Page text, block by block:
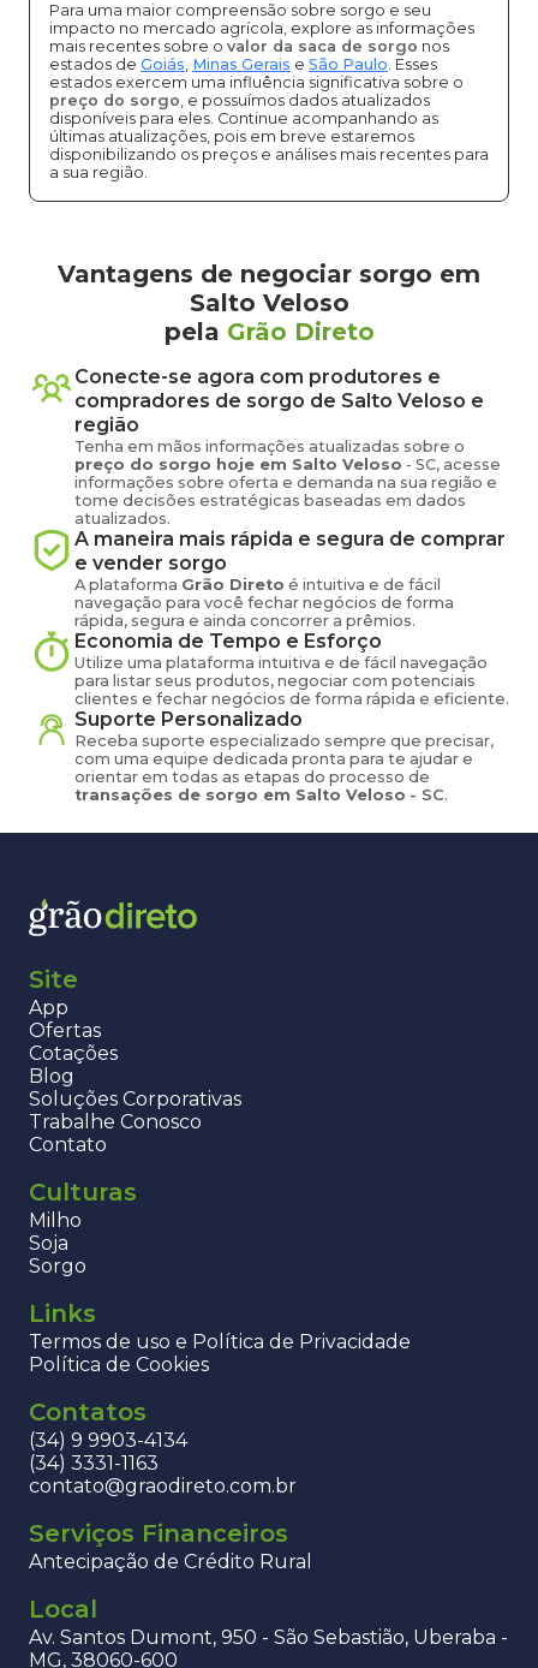
Para uma maior compreensão sobre sorgo e seu
impacto no mercado agrícola, explore as informações
mais recentes sobre o valor da saca de sorgo nos
estados de Goiás, Minas Gerais e São Paulo. Esses
estados exercem uma influência significativa sobre o
preço do sorgo, e possuímos dados atualizados
disponíveis para eles. Continue acompanhando as
últimas atualizações, pois em breve estaremos
disponibilizando os preços e análises mais recentes para
a sua região.
Vantagens de negociar sorgo em
Salto Veloso
pela Grão Direto
Conecte-se agora com produtores e
compradores de sorgo de Salto Veloso e
região
Tenha em mãos informações atualizadas sobre o
preço do sorgo hoje em Salto Veloso - SC, acesse
informações sobre oferta e demanda na sua região e
tome decisões estratégicas baseadas em dados
atualizados.
A maneira mais rápida e segura de comprar
e vender sorgo
A plataforma Grão Direto é intuitiva e de fácil
navegação para você fechar negócios de forma
rápida, segura e ainda concorrer a prêmios.
Economia de Tempo e Esforço
Utilize uma plataforma intuitiva e de fácil navegação
para listar seus produtos, negociar com potenciais
clientes e fechar negócios de forma rápida e eficiente.
Suporte Personalizado
Receba suporte especializado sempre que precisar,
com uma equipe dedicada pronta para te ajudar e
orientar em todas as etapas do processo de
transações de sorgo em Salto Veloso - SC.
Site
App
Ofertas
Cotações
Blog
Soluções Corporativas
Trabalhe Conosco
Contato
Culturas
Milho
Soja
Sorgo
Links
Termos de uso e Política de Privacidade
Política de Cookies
Contatos
(34) 9 9903-4134
(34) 3331-1163
contato@graodireto.com.br
Serviços Financeiros
Antecipação de Crédito Rural
Local
Av. Santos Dumont, 950 - São Sebastião, Uberaba -
MG, 38060-600